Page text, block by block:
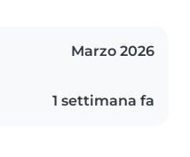
Marzo 2026
1 settimana fa